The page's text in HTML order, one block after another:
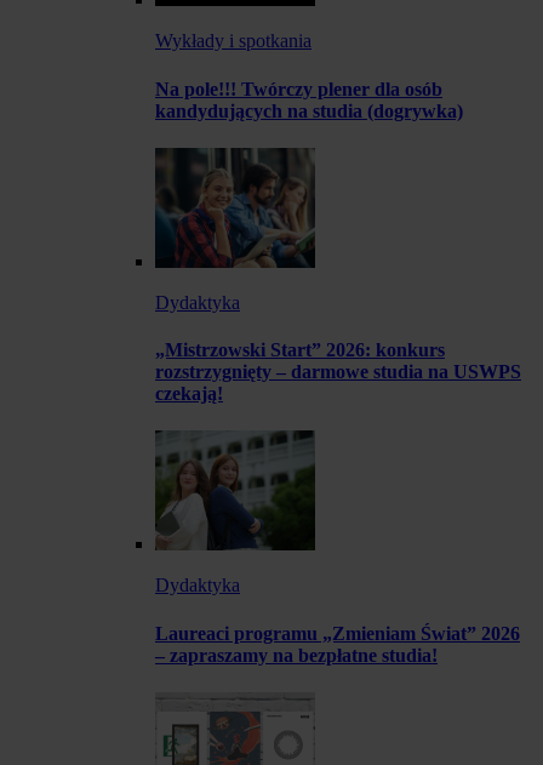
Wykłady i spotkania
Na pole!!! Twórczy plener dla osób
kandydujących na studia (dogrywka)
Dydaktyka
„Mistrzowski Start” 2026: konkurs
rozstrzygnięty – darmowe studia na USWPS
czekają!
Dydaktyka
Laureaci programu „Zmieniam Świat” 2026
– zapraszamy na bezpłatne studia!